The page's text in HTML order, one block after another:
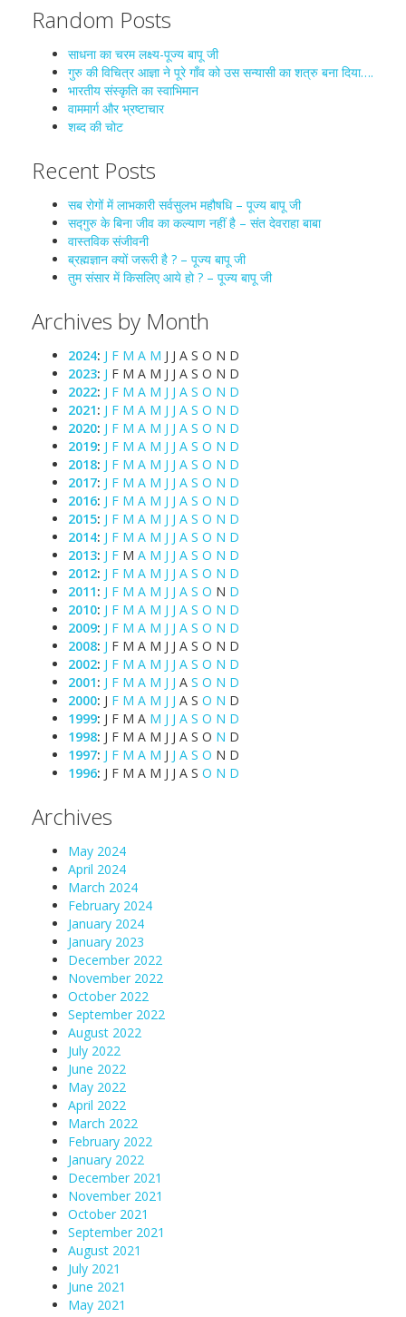
Random Posts
साधना का चरम लक्ष्य-पूज्य बापू जी
गुरु की विचित्र आज्ञा ने पूरे गाँव को उस सन्यासी का शत्रु बना दिया….
भारतीय संस्कृति का स्वाभिमान
वाममार्ग और भ्रष्टाचार
शब्द की चोट
Recent Posts
सब रोगों में लाभकारी सर्वसुलभ महौषधि – पूज्य बापू जी
सद्गुरु के बिना जीव का कल्याण नहीं है – संत देवराहा बाबा
वास्तविक संजीवनी
ब्रह्मज्ञान क्यों जरूरी है ? – पूज्य बापू जी
तुम संसार में किसलिए आये हो ? – पूज्य बापू जी
Archives by Month
2024: J F M A M J J A S O N D
2023: J F M A M J J A S O N D
2022: J F M A M J J A S O N D
2021: J F M A M J J A S O N D
2020: J F M A M J J A S O N D
2019: J F M A M J J A S O N D
2018: J F M A M J J A S O N D
2017: J F M A M J J A S O N D
2016: J F M A M J J A S O N D
2015: J F M A M J J A S O N D
2014: J F M A M J J A S O N D
2013: J F M A M J J A S O N D
2012: J F M A M J J A S O N D
2011: J F M A M J J A S O N D
2010: J F M A M J J A S O N D
2009: J F M A M J J A S O N D
2008: J F M A M J J A S O N D
2002: J F M A M J J A S O N D
2001: J F M A M J J A S O N D
2000: J F M A M J J A S O N D
1999: J F M A M J J A S O N D
1998: J F M A M J J A S O N D
1997: J F M A M J J A S O N D
1996: J F M A M J J A S O N D
Archives
May 2024
April 2024
March 2024
February 2024
January 2024
January 2023
December 2022
November 2022
October 2022
September 2022
August 2022
July 2022
June 2022
May 2022
April 2022
March 2022
February 2022
January 2022
December 2021
November 2021
October 2021
September 2021
August 2021
July 2021
June 2021
May 2021